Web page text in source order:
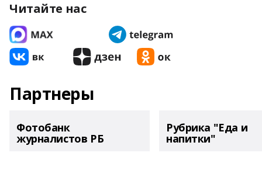
Читайте нас
Партнеры
Фотобанк
журналистов РБ
Рубрика "Еда и
напитки"